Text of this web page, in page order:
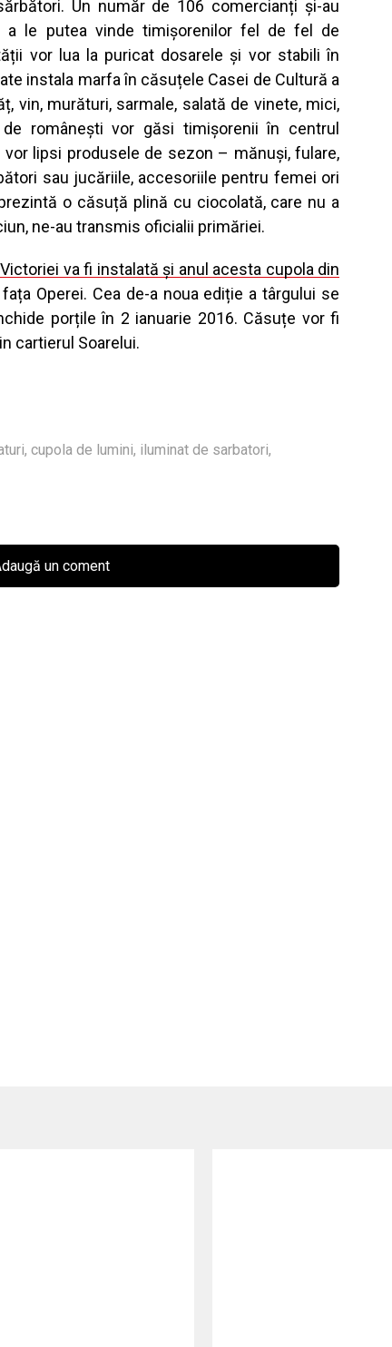
Un număr de 106 comercianți și-au
a le putea vinde timișorenilor fel de fel de
vor lua la puricat dosarele și vor stabili în
instala marfa în căsuțele Casei de Cultură a
vin, murături, sarmale, salată de vinete, mici,
românești vor găsi timișorenii în centrul
lipsi produsele de sezon – mănuși, fulare,
sau jucăriile, accesoriile pentru femei ori
o căsuță plină cu ciocolată, care nu a
ne-au transmis oficialii primăriei.
va fi instalată și anul acesta cupola din
Operei. Cea de-a noua ediție a târgului se
porțile în 2 ianuarie 2016. Căsuțe vor fi
cartierul Soarelui.
, cupola de lumini, iluminat de sarbatori,
un coment